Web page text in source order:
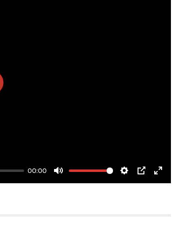
00:00
Mute Settings
PIP Enter